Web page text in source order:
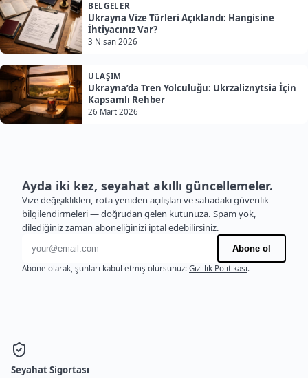
BELGELER
Ukrayna Vize Türleri Açıklandı: Hangisine
İhtiyacınız Var?
3 Nisan 2026
ULAŞIM
Ukrayna’da Tren Yolculuğu: Ukrzaliznytsia İçin
Kapsamlı Rehber
26 Mart 2026
Ayda iki kez, seyahat akıllı güncellemeler.
Vize değişiklikleri, rota yeniden açılışları ve sahadaki güvenlik
bilgilendirmeleri — doğrudan gelen kutunuza. Spam yok,
dilediğiniz zaman aboneliğinizi iptal edebilirsiniz.
E-posta adresi
Abone ol
Abone olarak, şunları kabul etmiş olursunuz: Gizlilik Politikası.
Seyahat Sigortası